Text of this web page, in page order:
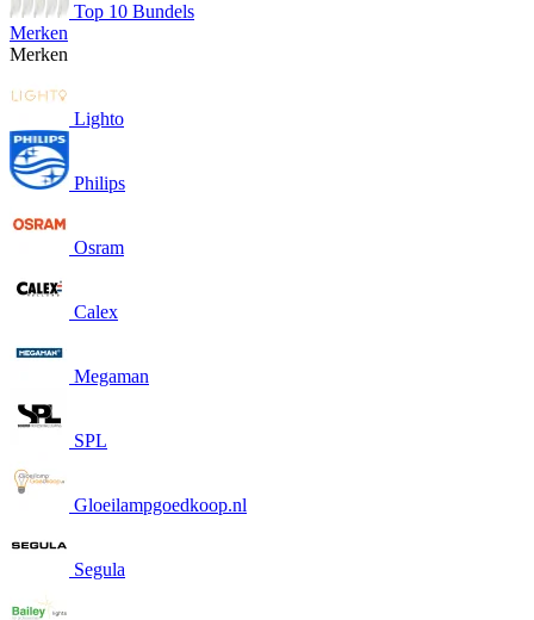
Top 10 Bundels
Merken
Merken
Lighto
Philips
Osram
Calex
Megaman
SPL
Gloeilampgoedkoop.nl
Segula